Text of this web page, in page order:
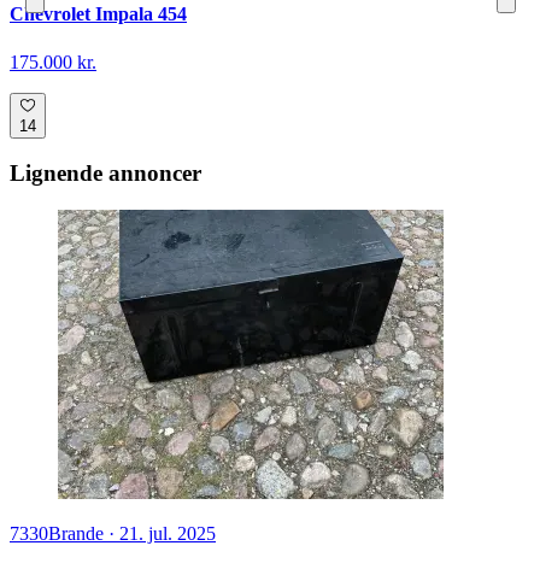
Chevrolet Impala 454
175.000 kr.
14
Lignende annoncer
7330Brande · 21. jul. 2025